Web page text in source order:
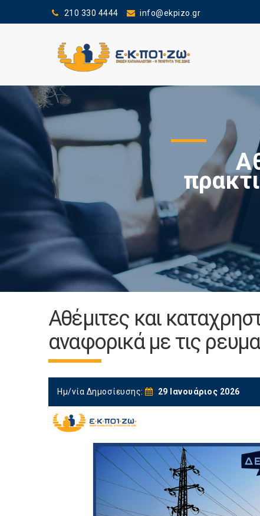
210 330 4444 info@ekpizo.gr
Αθέμιτες και
αναφορικά με τις
Ημ/νία Δημοσίευσης: 29 Ιανουάριος 2026